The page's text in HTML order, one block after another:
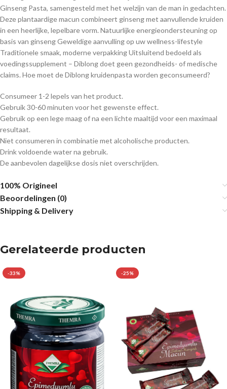
Ginseng Pasta, samengesteld met het welzijn van de man in gedachten.
Deze plantaardige macun combineert ginseng met aanvullende kruiden
in een heerlijke, lepelbare vorm. Natuurlijke energieondersteuning op
basis van ginseng Geweldige aanvulling op uw wellness-lifestyle
Traditionele smaak, moderne verpakking Uitsluitend bedoeld als
voedingssupplement – Diblong doet geen gezondheids- of medische
claims. Hoe moet de Diblong kruidenpasta worden geconsumeerd?
Consumeer 1-2 lepels van het product.
Gebruik 30-60 minuten voor het gewenste effect.
Gebruik op een lege maag of na een lichte maaltijd voor een maximaal
resultaat.
Niet consumeren in combinatie met alcoholische producten.
Drink voldoende water na gebruik.
De aanbevolen dagelijkse dosis niet overschrijden.
100% Origineel
Beoordelingen (0)
Shipping & Delivery
Gerelateerde producten
-33% -25%